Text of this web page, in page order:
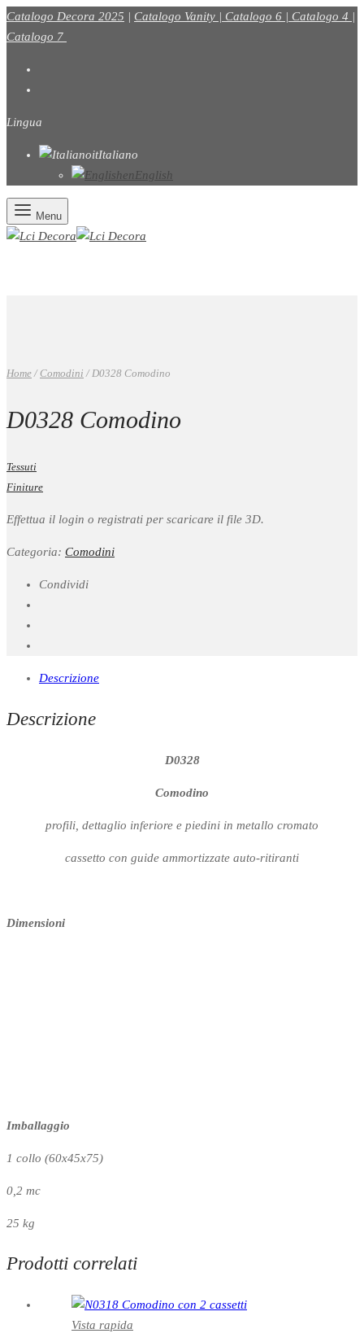
Catalogo Decora 2025 | Catalogo Vanity | Catalogo 6 | Catalogo 4 |
Catalogo 7
Lingua
itItaliano
en English
Menu
Home / Comodini /D0328 Comodino
D0328 Comodino
Tessuti
Finiture
Effettua il login o registrati per scaricare il file 3D.
Categoria: Comodini
Condividi
Descrizione
Descrizione
D0328
Comodino
profili, dettaglio inferiore e piedini in metallo cromato
cassetto con guide ammortizzate auto-ritiranti
Dimensioni
Imballaggio
1 collo (60x45x75)
0,2 mc
25 kg
Prodotti correlati
Vista rapida